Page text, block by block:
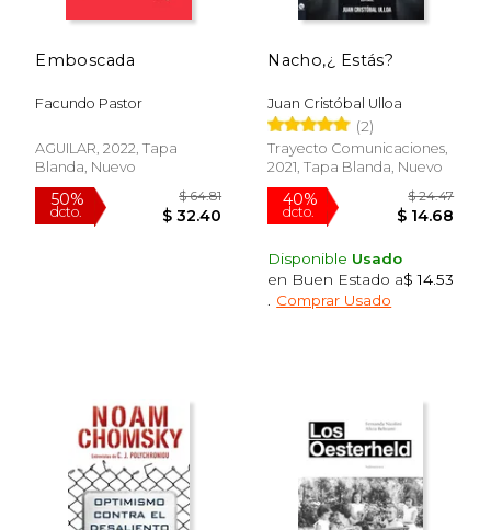
50%
dcto. $ 24.99
50%
dcto. $
Emboscada
Facundo Pastor
AGUILAR, 2022, Tapa
Blanda, Nuevo
Nacho,¿ Estás?
Juan Cristóbal Ulloa
(2)
Trayecto Comunicaciones,
2021, Tapa Blanda, Nuevo
Disponible Usado
en Buen Estado a$ 14.53
Comprar Usado